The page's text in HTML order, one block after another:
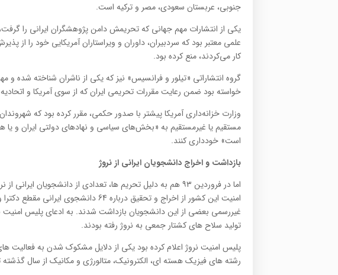
جنوبي، عربستان سعودي، مصر و ترکيه است.
یکی از انتشارات مهم جهانی که تحریمش دامن پژوهشگران ایرانی را
علمی معتبر بود که سردبیران، داوران و ویراستاران آمریکایی خود را از
کار می‌کردند، منع کرده بود.
گروه انتشاراتی «تیلور و فرانسیس» نیز که یکی از ناشران شناخته
خواسته بود ضمن رعایت مقررات تحریمی ایران که از سوی آمریکا و اتحادیه
وزارت خزانه‌داری آمریکا پیشتر با صدور حکمی، مقرر کرده بود که
‌مستقیم یا غیرمستقیم به «بخش‌های سیاسی و نهادهای دولتی ایران و یا
است» خودداری کنند.
بازداشت و اخراج دانشجویان ایرانی از نروژ
اما در فروردین ۹۳ هم به دلیل تحریم ها، تعدادی از دانشجویان
امنیت این کشور از اخراج و تحقیق درباره
غیررسمی بعضی از این دانشجویان بازداشت شدند. به ادعای پلیس
تولید سلاح های کشتار جمعی به نروژ رفته بودند.
پلیس امنیت نروژ اعلام کرده بود یکی از دلایل مشکوک شدن به فعالیت
رشته های فیزیک هسته ای، الکترونیک، متالورژی و مکانیک از سال